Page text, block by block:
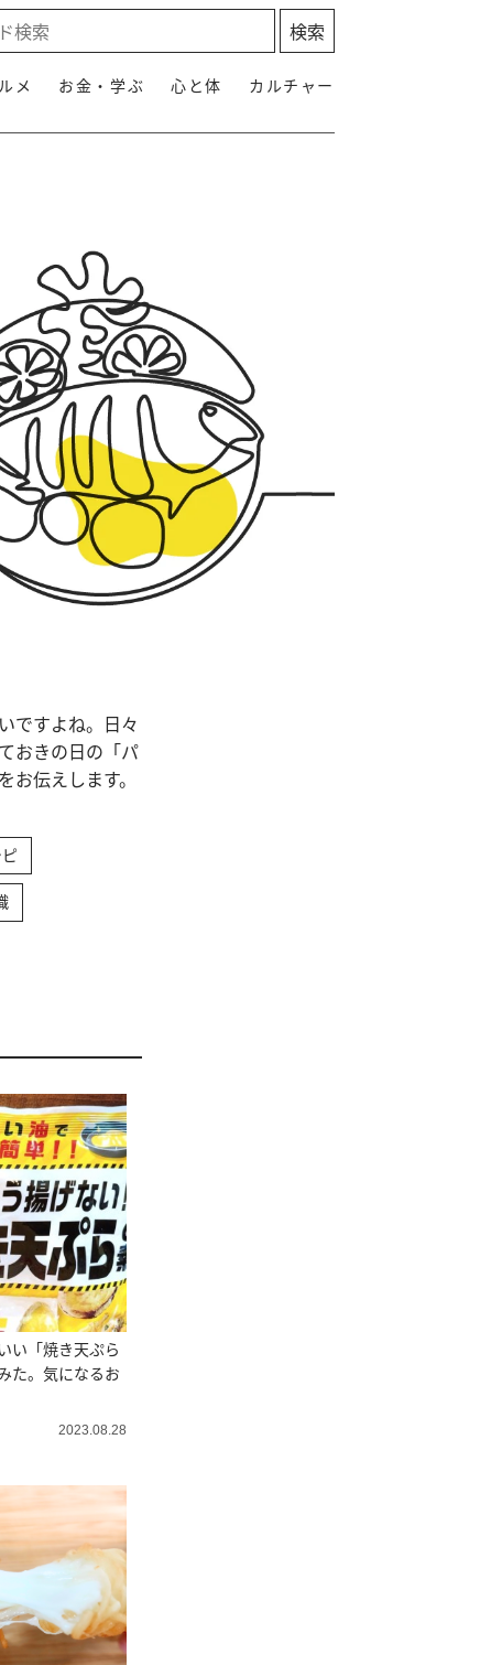
メ お金・学ぶ 心と体 カルチャー
ですよね。日々
おきの日の「パ
伝えします。
い「焼き天ぷら
た。気になるお
2023.08.28